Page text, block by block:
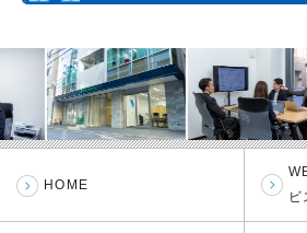
HOME
ビ